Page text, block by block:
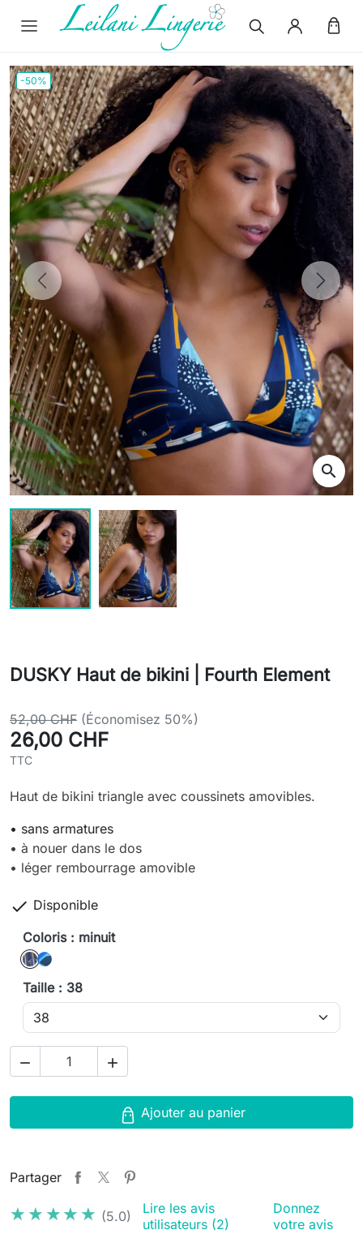
-50%
Previous Next
search
DUSKY Haut de bikini | Fourth Element
52,00 CHF (Économisez 50%)
26,00 CHF
TTC
Haut de bikini triangle avec coussinets amovibles.
• sans armatures
• à nouer dans le dos
• léger rembourrage amovible
 Disponible
Coloris : minuit
minuit
mer
Taille : 38
 
Ajouter au panier
Partager
★★★★★
★★★★★ (5.0)
Lire les avis
utilisateurs (2)
Donnez
votre avis